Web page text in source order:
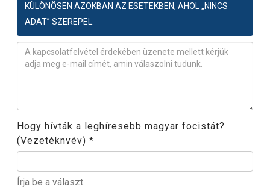
KÜLÖNÖSEN AZOKBAN AZ ESETEKBEN, AHOL „NINCS
ADAT” SZEREPEL.
Hogy hívták a leghíresebb magyar focistát?
(Vezetéknvév) *
Írja be a választ.